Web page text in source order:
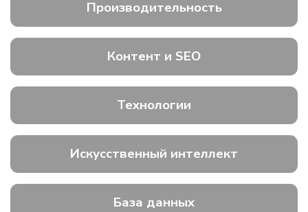
Производительность
Контент и SEO
Технологии
Искусственный интеллект
База данных